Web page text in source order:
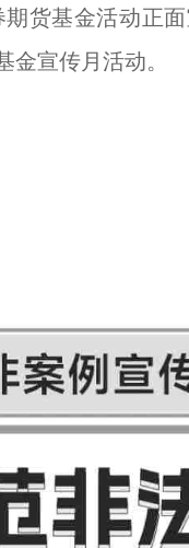
货基金活动正
金宣传月活动。